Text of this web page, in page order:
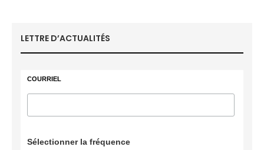
LETTRE D’ACTUALITÉS
COURRIEL
Sélectionner la fréquence